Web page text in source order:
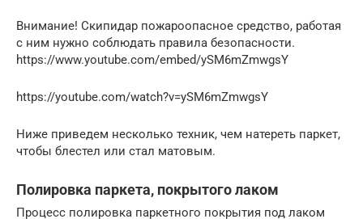
Внимание! Скипидар пожароопасное средство, работая
с ним нужно соблюдать правила безопасности.
https://www.youtube.com/embed/ySM6mZmwgsY
https://youtube.com/watch?v=ySM6mZmwgsY
Ниже приведем несколько техник, чем натереть паркет,
чтобы блестел или стал матовым.
Полировка паркета, покрытого лаком
Процесс полировка паркетного покрытия под лаком